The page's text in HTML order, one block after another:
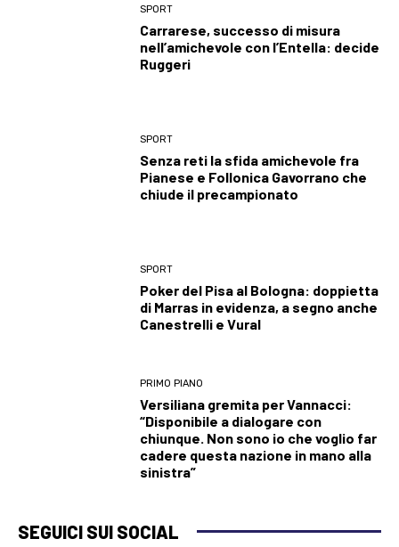
SPORT
Carrarese, successo di misura
nell’amichevole con l’Entella: decide
Ruggeri
SPORT
Senza reti la sfida amichevole fra
Pianese e Follonica Gavorrano che
chiude il precampionato
SPORT
Poker del Pisa al Bologna: doppietta
di Marras in evidenza, a segno anche
Canestrelli e Vural
PRIMO PIANO
Versiliana gremita per Vannacci:
“Disponibile a dialogare con
chiunque. Non sono io che voglio far
cadere questa nazione in mano alla
sinistra”
SEGUICI SUI SOCIAL